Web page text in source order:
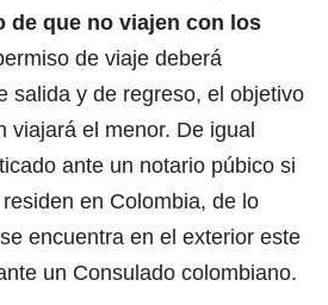
de que no viajen con los
de viaje deberá
salida y de regreso, el objetivo
viajará el menor. De igual
ante un notario púbico si
en Colombia, de lo
encuentra en el exterior este
un Consulado colombiano.